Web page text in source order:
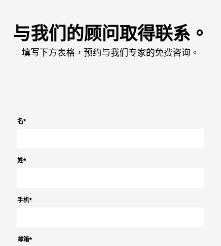
与我们的顾问取得联系。
填写下方表格，预约与我们专家的免费咨询。
名*
姓*
手机*
邮箱*